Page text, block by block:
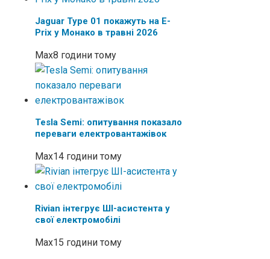
Jaguar Type 01 покажуть на E-
Prix у Монако в травні 2026
Max8 години тому
Tesla Semi: опитування показало
переваги електровантажівок
Max14 години тому
Rivian інтегрує ШІ-асистента у
свої електромобілі
Max15 години тому